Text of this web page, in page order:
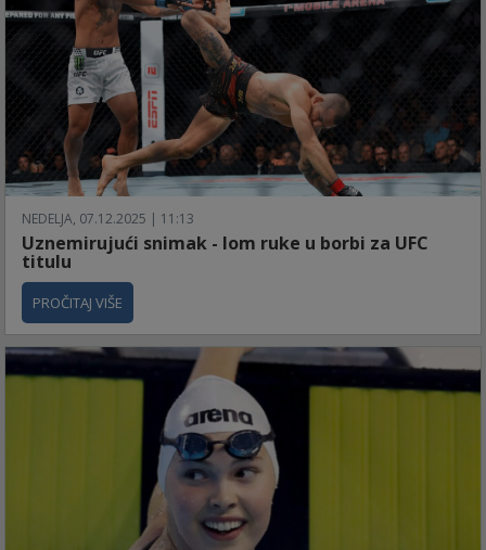
NEDELJA, 07.12.2025 | 11:13
Uznemirujući snimak - lom ruke u borbi za UFC
titulu
PROČITAJ VIŠE